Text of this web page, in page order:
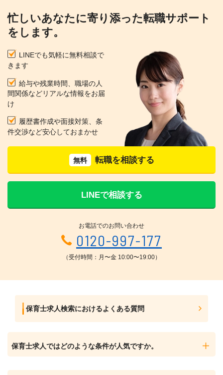
忙しいあなたに寄り添った転職サポート
をします。
LINEでも気軽に無料相談で
きます
給与や残業時間、職場の人
間関係などリアルな情報をお届
け
履歴書作成や面接対策、条
件交渉など安心しておまかせ
無料 転職を相談する
LINEで相談する
お電話でのお問い合わせ
0120-997-177
（受付時間：月〜金 10:00〜19:00）
保育士求人検索におけるよくある質問
保育士求人ではどのような条件が人気ですか。